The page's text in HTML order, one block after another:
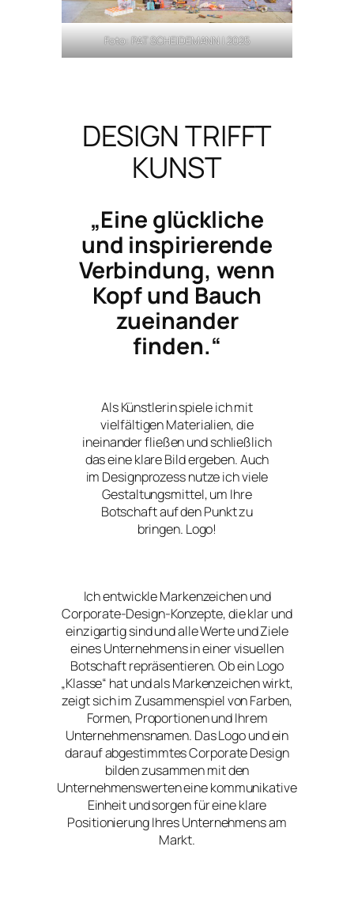
Foto: PAT SCHEIDEMANN | 2025
DESIGN TRIFFT
KUNST
„Eine glückliche
und inspirierende
Verbindung, wenn
Kopf und Bauch
zueinander
finden.“
Als Künstlerin spiele ich mit
vielfältigen Materialien, die
ineinander fließen und schließlich
das eine klare Bild ergeben. Auch
im Designprozess nutze ich viele
Gestaltungsmittel, um Ihre
Botschaft auf den Punkt zu
bringen. Logo!
Ich entwickle Markenzeichen und
Corporate-Design-Konzepte, die klar und
einzigartig sind und alle Werte und Ziele
eines Unternehmens in einer visuellen
Botschaft repräsentieren. Ob ein Logo
„Klasse“ hat und als Markenzeichen wirkt,
zeigt sich im Zusammenspiel von Farben,
Formen, Proportionen und Ihrem
Unternehmensnamen. Das Logo und ein
darauf abgestimmtes Corporate Design
bilden zusammen mit den
Unternehmenswerten eine kommunikative
Einheit und sorgen für eine klare
Positionierung Ihres Unternehmens am
Markt.